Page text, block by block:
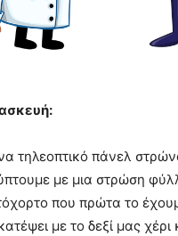
τηλεοπτικό πάνελ
με μια στρώση
που πρώτα το
με το δεξί μας